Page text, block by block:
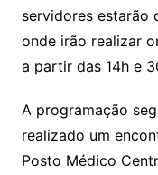
servidores estarão
onde irão realizar
a partir das 14h e
A programação
realizado um
Posto Médico